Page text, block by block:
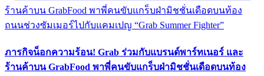
ภารกิจน็อกความร้อน! Grab ร่วมกับแบรนด์พาร์ทเนอร์ และ
ร้านค้าบน GrabFood พาพี่คนขับแกร็บฝ่ามิชชั่นเดือดบนท้อง